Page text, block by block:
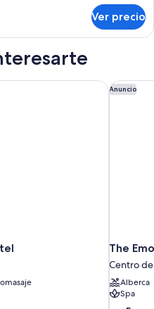
Ver precio
Anuncio
The
Centro
Alberca
Spa
The